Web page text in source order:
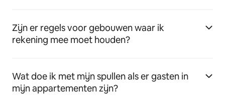
Zijn er regels voor gebouwen waar ik
rekening mee moet houden?
Wat doe ik met mijn spullen als er gasten in
mijn appartementen zijn?